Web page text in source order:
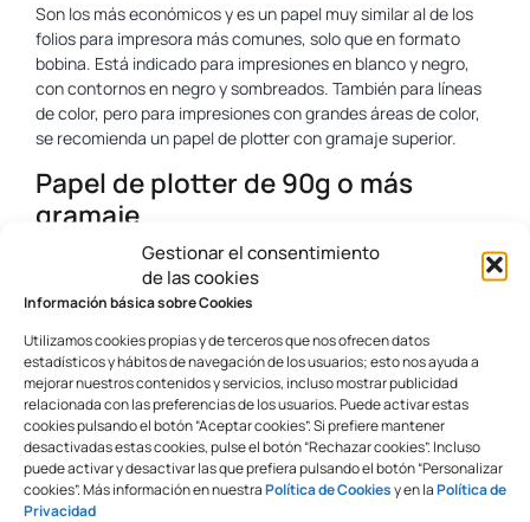
Gestionar el consentimiento
de las cookies
Información básica sobre Cookies
Utilizamos cookies propias y de terceros que nos ofrecen datos
estadísticos y hábitos de navegación de los usuarios; esto nos ayuda a
mejorar nuestros contenidos y servicios, incluso mostrar publicidad
relacionada con las preferencias de los usuarios. Puede activar estas
cookies pulsando el botón “Aceptar cookies”. Si prefiere mantener
desactivadas estas cookies, pulse el botón “Rechazar cookies”. Incluso
puede activar y desactivar las que prefiera pulsando el botón “Personalizar
cookies”. Más información en nuestraPolítica de Cookiesy en laPolítica de
Privacidad
Son los más económicos y es un papel muy similar al de los
folios para impresora más comunes, solo que en formato
bobina. Está indicado para impresiones en blanco y negro,
con contornos en negro y sombreados. También para líneas
de color, pero para impresiones con grandes áreas de color,
se recomienda un papel de plotter con gramaje superior.
Papel de plotter de 90g o más
gramaje
Este tipo de papel de plotter tiene una mayor opacidad que el
de 80g y por tanto es más adecuado para trazar planos,
impresiones con grandes zonas de color y hasta fotografías
de gran tamaño.
Papel estucado.
Este tipo de papel tienen un gramaje más alto, entre 100-
180g y tienen un acabado estucado, con cierto brillo. Es ideal
para fotografías y gráficas publicitarias ya que aportan
vistosidad a la impresión y los colores se ven nítidos y